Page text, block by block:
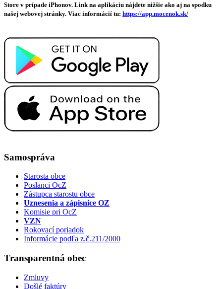
Store v prípade iPhonov. Link na aplikáciu nájdete nižšie ako aj na spodku
našej webovej stránky. Viac informácií tu: https://app.mocenok.sk/
Samospráva
Starosta obce
Poslanci OcZ
Zástupca starostu obce
Uznesenia a zápisnice OZ
Komisie pri OcZ
VZN
Rokovací poriadok
Informácie podľa z.č.211/2000
Transparentná obec
Zmluvy
Došlé faktúry